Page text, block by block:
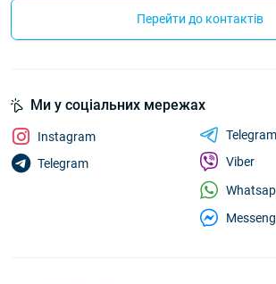
Перейти до контактів
Ми у соціальних мережах
Instagram
Telegram
Telegram
Viber